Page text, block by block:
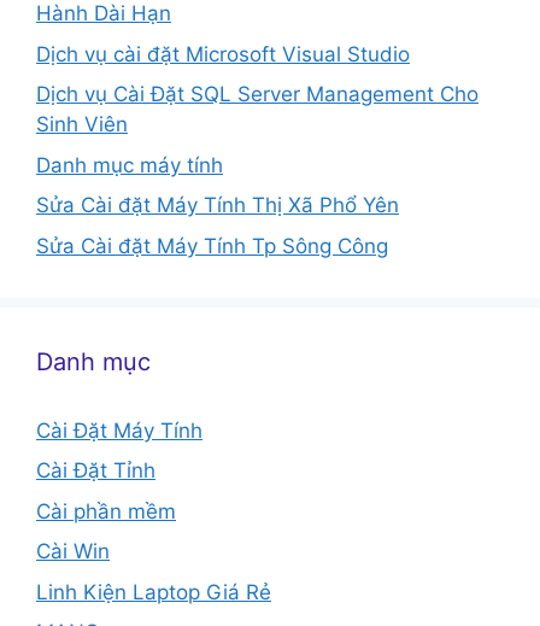
Hành Dài Hạn
Dịch vụ cài đặt Microsoft Visual Studio
Dịch vụ Cài Đặt SQL Server Management Cho
Sinh Viên
Danh mục máy tính
Sửa Cài đặt Máy Tính Thị Xã Phổ Yên
Sửa Cài đặt Máy Tính Tp Sông Công
Danh mục
Cài Đặt Máy Tính
Cài Đặt Tỉnh
Cài phần mềm
Cài Win
Linh Kiện Laptop Giá Rẻ